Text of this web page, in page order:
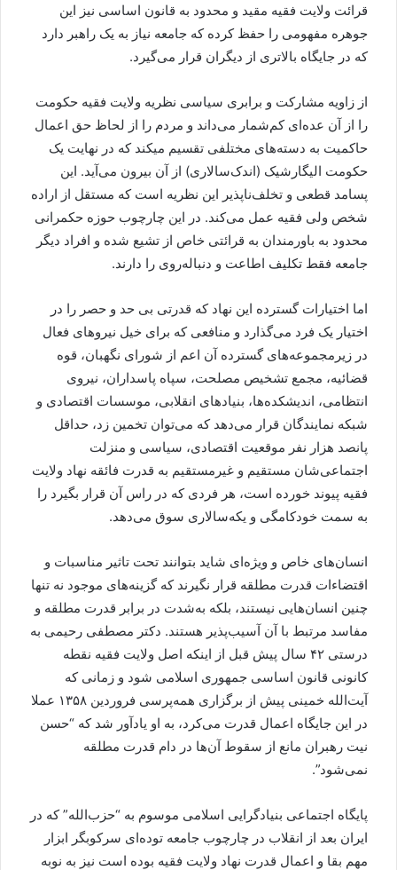
قرائت ولایت فقیه مقید و محدود به قانون اساسی نیز این
جوهره مفهومی را حفظ کرده که جامعه نیاز به یک راهبر دارد
که در جایگاه بالاتری از دیگران قرار می‌گیرد.
از زاویه مشارکت و برابری سیاسی نظریه ولایت فقیه حکومت
را از آن عده‌ای کم‌شمار می‌داند و مردم را از لحاظ حق اعمال
حاکمیت به دسته‌های مختلفی تقسیم میکند که در نهایت یک
حکومت الیگارشیک (اندک‌سالاری) از آن بیرون می‌آید. این
پسامد قطعی و تخلف‌ناپذیر این نظریه است که مستقل از اراده
شخص ولی فقیه عمل می‌کند. در این چارچوب حوزه حکمرانی
محدود به باورمندان به قرائتی خاص از تشیع شده و افراد دیگر
جامعه فقط تکلیف اطاعت و دنباله‌روی را دارند.
اما اختیارات گسترده این نهاد که قدرتی بی حد و حصر را در
اختیار یک فرد می‌گذارد و منافعی که برای خیل نیروهای فعال
در زیرمجموعه‌های گسترده آن اعم از شورای نگهبان، قوه
قضائیه، مجمع تشخیص مصلحت، سپاه پاسداران، نیروی
انتظامی، اندیشکده‌ها، بنیادهای انقلابی، موسسات اقتصادی و
شبکه نمایندگان قرار می‌دهد که می‌توان تخمین زد، حداقل
پانصد هزار نفر موقعیت اقتصادی، سیاسی و منزلت
اجتماعی‌شان مستقیم و غیرمستقیم به قدرت فائقه نهاد ولایت
فقیه پیوند خورده‌ است، هر فردی که در راس آن قرار بگیرد را
به سمت خودکامگی و یکه‌سالاری سوق می‌دهد.
انسان‌های خاص و ویژه‌ای شاید بتوانند تحت تاثیر مناسبات و
اقتضاءات قدرت مطلقه قرار نگیرند که گزینه‌های موجود نه تنها
چنین انسان‌هایی نیستند، بلکه به‌شدت در برابر قدرت مطلقه و
مفاسد مرتبط با آن آسیب‌پذیر هستند. دکتر مصطفی رحیمی به
درستی ۴۲ سال پیش قبل از اینکه اصل ولایت فقیه نقطه
کانونی قانون اساسی جمهوری اسلامی شود و زمانی که
آیت‌الله خمینی پیش از برگزاری همه‌پرسی فروردین ۱۳۵۸ عملا
در این جایگاه اعمال قدرت می‌کرد، به او یادآور شد که “حسن
نیت رهبران مانع از سقوط آن‌ها در دام قدرت مطلقه
نمی‌شود”.
پایگاه اجتماعی بنیادگرایی اسلامی موسوم به “حزب‌الله” که در
ایران بعد از انقلاب در چارچوب جامعه توده‌ای سرکوبگر ابزار
مهم بقا و اعمال قدرت نهاد ولایت فقیه بوده است نیز به نوبه